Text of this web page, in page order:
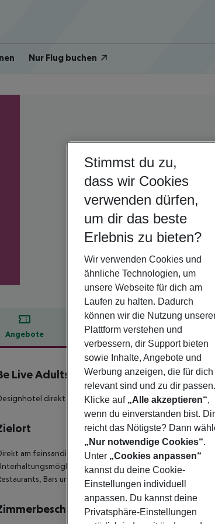
Nur Flug buchen
Angebote Hotelbeschreibung
Live Adults Only Marivent
4
direkt am Strand und nur unweit von Palma
am feinsandigen Strand der Cala Major und nur ca.
befinden sich in der näheren
Bars und Geschäften ist etwa 6 km entfernt.
Stimmst du zu,
dass wir Cookies
verwenden dürfen,
um dir das beste
Erlebnis zu bieten?
Wir verwenden Cookies und
ähnliche Technologien, um
unsere Webseite für dich am
Laufen zu halten. Dadurch
können wir die Nutzung
Plattform verstehen und
verbessern, dir Support bieten
sowie Inhalte, Angebote und
Werbung anzeigen, die für dich
relevant sind und zu dir passen.
Klicke auf „Alle akzeptieren“,
wenn du einverstanden bist. Dir
reicht das Nötigste? Dann
„Nur notwendige Cookies“.
Unter „Cookies anpassen“
kannst du deine Cookie-
Einstellungen individuell
anpassen. Du kannst deine
Privatsphäre-Einstellungen